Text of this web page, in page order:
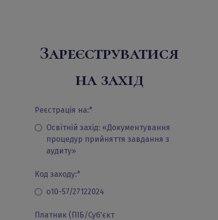
Зареєструватися
на захід
Реєстрація на:*
Освітній захід: «Документування
процедур прийняття завдання з
аудиту»
Код заходу:*
о10-57/27122024
Платник (ПІБ/Суб'єкт